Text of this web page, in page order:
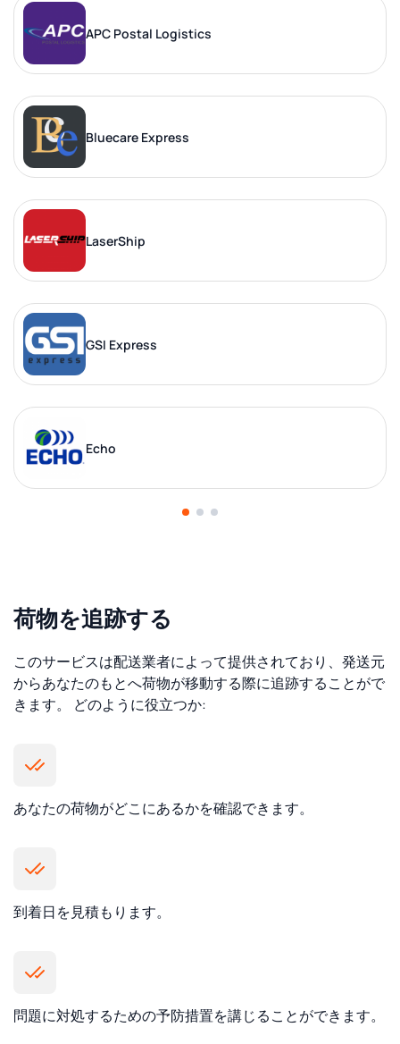
APC Postal Logistics
Bluecare Express
LaserShip
GSI Express
Echo
荷物を追跡する
このサービスは配送業者によって提供されており、発送元
からあなたのもとへ荷物が移動する際に追跡することがで
きます。 どのように役立つか:
あなたの荷物がどこにあるかを確認できます。
到着日を見積もります。
問題に対処するための予防措置を講じることができます。